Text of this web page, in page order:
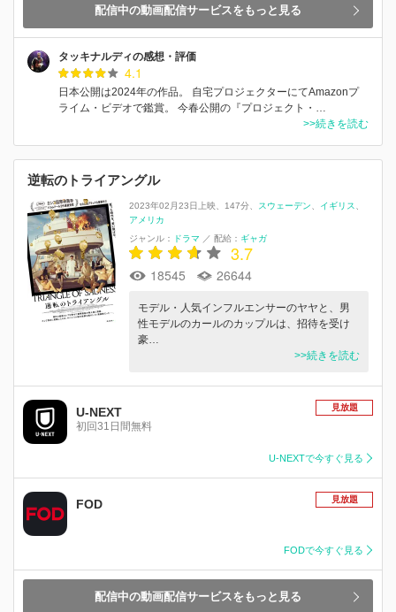
配信中の動画配信サービスをもっと見る
タッキナルディの感想・評価
4.1
日本公開は2024年の作品。 自宅プロジェクターにてAmazonプ
ライム・ビデオで鑑賞。 今春公開の『プロジェクト・…
>>続きを読む
逆転のトライアングル
2023年02月23日上映 147分 スウェーデン
イギリス
アメリカ
ジャンル：
ドラマ ／ 配給： ギャガ
3.7
18545 26644
モデル・人気インフルエンサーのヤヤと、男
性モデルのカールのカップルは、招待を受け
豪…
>>続きを読む
U-NEXT
初回31日間無料
見放題
U-NEXTで今すぐ見る
FOD 見放題
FODで今すぐ見る
配信中の動画配信サービスをもっと見る